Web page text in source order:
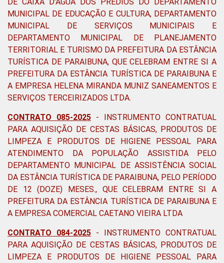
MUNICIPAL DE EDUCAÇÃO E CULTURA, DEPARTAMENTO
MUNICIPAL DE SERVIÇOS MUNICIPAIS E
DEPARTAMENTO MUNICIPAL DE PLANEJAMENTO
TERRITORIAL E TURISMO DA PREFEITURA DA ESTÂNCIA
TURÍSTICA DE PARAIBUNA, QUE CELEBRAM ENTRE SI A
PREFEITURA DA ESTÂNCIA TURÍSTICA DE PARAIBUNA E
A EMPRESA HELENA MIRANDA MUNIZ SANEAMENTOS E
SERVIÇOS TERCEIRIZADOS LTDA.
CONTRATO 085-2025 - INSTRUMENTO CONTRATUAL
PARA AQUISIÇÃO DE CESTAS BÁSICAS, PRODUTOS DE
LIMPEZA E PRODUTOS DE HIGIENE PESSOAL PARA
ATENDIMENTO DA POPULAÇÃO ASSISTIDA PELO
DEPARTAMENTO MUNICIPAL DE ASSISTÊNCIA SOCIAL
DA ESTÂNCIA TURÍSTICA DE PARAIBUNA, PELO PERÍODO
DE 12 (DOZE) MESES., QUE CELEBRAM ENTRE SI A
PREFEITURA DA ESTÂNCIA TURÍSTICA DE PARAIBUNA E
A EMPRESA COMERCIAL CAETANO VIEIRA LTDA
CONTRATO 084-2025 - INSTRUMENTO CONTRATUAL
PARA AQUISIÇÃO DE CESTAS BÁSICAS, PRODUTOS DE
LIMPEZA E PRODUTOS DE HIGIENE PESSOAL PARA